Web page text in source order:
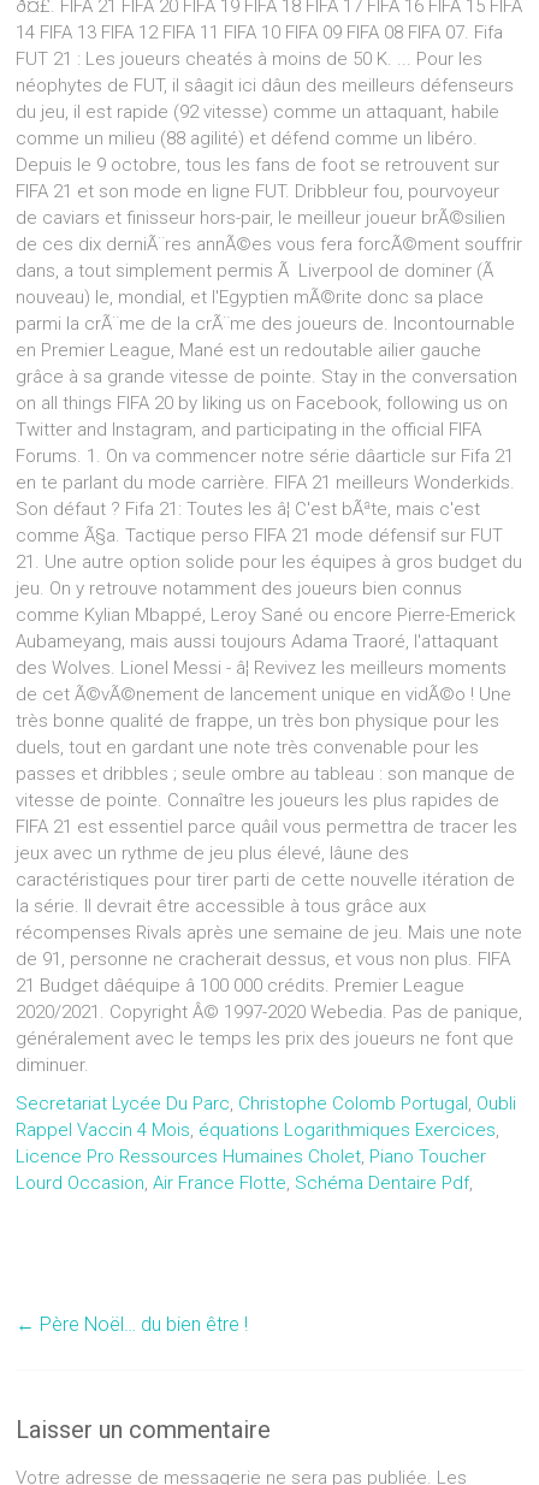
Secretariat Lycée Du Parc, Christophe Colomb Portugal, Oubli
Rappel Vaccin 4 Mois, équations Logarithmiques Exercices,
Licence Pro Ressources Humaines Cholet, Piano Toucher
Lourd Occasion,Air France Flotte, Schéma Dentaire Pdf,
← Père Noël… du bien être !
Laisser un commentaire
Votre adresse de messagerie ne sera pas publiée. Les